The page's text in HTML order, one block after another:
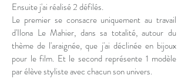
Ensuite j'ai réalisé 2 défilés.
Le premier se consacre uniquement au travail
d'Ilona Le Mahier, dans sa totalité, autour du
thème de l'araignée, que j'ai déclinée en bijoux
pour le film. Et le second représente 1 modèle
par élève styliste avec chacun son univers.